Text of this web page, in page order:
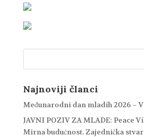
Najnoviji članci
Međunarodni dan mladih 2026 –
JAVNI POZIV ZA MLADE: Peace
Mirna budućnost. Zajednička